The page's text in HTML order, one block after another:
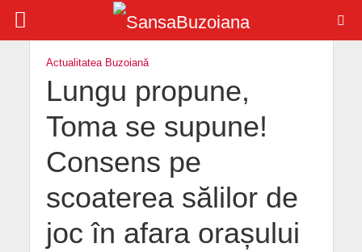
Actualitatea Buzoiană
Lungu propune,
Toma se supune!
Consens pe
scoaterea sălilor de
joc în afara orașului